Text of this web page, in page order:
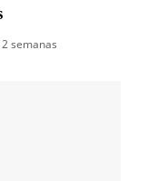
semanas